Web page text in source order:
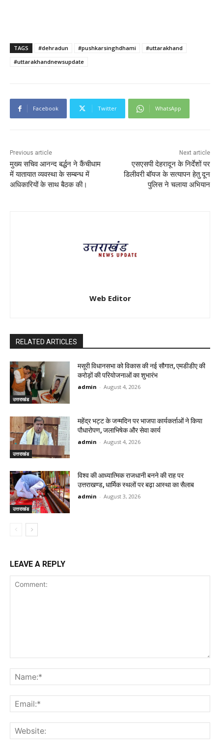
TAGS #dehradun #pushkarsinghdhami
#uttarakhand
#uttarakhandnewsupdate
Facebook Twitter WhatsApp
Previous article
मुख्य सचिव आनन्द बर्द्धन ने कैंचीधाम
में यातायात व्यवस्था के सम्बन्ध में
अधिकारियों के साथ बैठक की।
Next article
एसएसपी देहरादून के निर्देशों पर
डिलीवरी बॉयज के सत्यापन हेतु दून
पुलिस ने चलाया अभियान
Web Editor
RELATED ARTICLES
उत्तराखंड
मसूरी विधानसभा को विकास की नई सौगात, एमडीडीए की
करोड़ों की परियोजनाओं का शुभारंभ
admin - August 4, 2026
उत्तराखंड
महेंद्र भट्ट के जन्मदिन पर भाजपा कार्यकर्ताओं ने किया
पौधारोपण, जलाभिषेक और सेवा कार्य
admin - August 4, 2026
उत्तराखंड
विश्व की आध्यात्मिक राजधानी बनने की राह पर
उत्तराखण्ड, धार्मिक स्थलों पर बढ़ा आस्था का सैलाब
admin - August 3, 2026
LEAVE A REPLY